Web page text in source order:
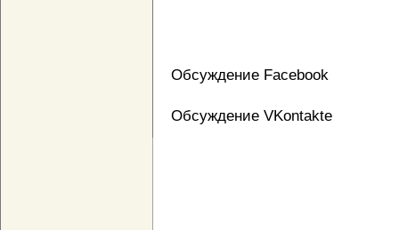
Обсуждение Facebook
Обсуждение VKontakte